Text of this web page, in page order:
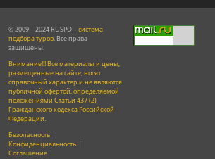
© 2009—2024 RUSPO – система
подбора туров. Все права
защищены.
Внимание!!! Все материалы и цены,
размещенные на сайте, носят
справочный характер и не являются
публичной офертой, определяемой
положениями Статьи 437 (2)
Гражданского кодекса Российской
Федерации.
Безопасность |
Конфиденциальность |
Соглашение